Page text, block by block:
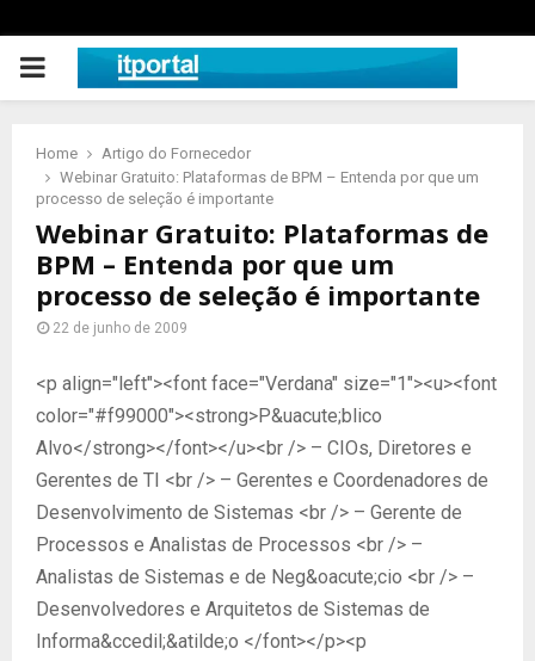
PRIMARY
Home
Artigo do Fornecedor
Webinar Gratuito: Plataformas de BPM – Entenda por que um
processo de seleção é importante
Webinar Gratuito: Plataformas de
BPM – Entenda por que um
processo de seleção é importante
22 de junho de 2009
<p align="left"><font face="Verdana" size="1"><u><font
color="#f99000"><strong>P&uacute;blico
Alvo</strong></font></u><br /> – CIOs, Diretores e
Gerentes de TI <br /> – Gerentes e Coordenadores de
Desenvolvimento de Sistemas <br /> – Gerente de
Processos e Analistas de Processos <br /> –
Analistas de Sistemas e de Neg&oacute;cio <br /> –
Desenvolvedores e Arquitetos de Sistemas de
Informa&ccedil;&atilde;o </font></p><p